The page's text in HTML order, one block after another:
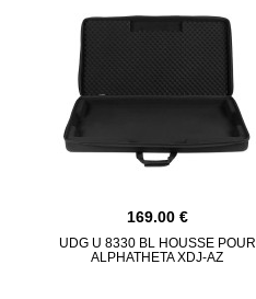
169.00
UDG U 8330 BL HOUSSE POUR
ALPHATHETA XDJ-AZ